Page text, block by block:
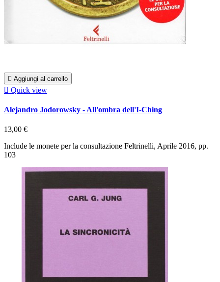
 Aggiungi al carrello
 Quick view
Alejandro Jodorowsky - All'ombra dell'I-Ching
13,00 €
Include le monete per la consultazione Feltrinelli, Aprile 2016, pp.
103